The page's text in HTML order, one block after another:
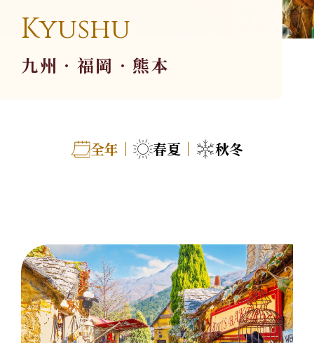
05旅遊專欄
旅遊地圖
Kyushu
九州．福岡．熊本
全年 春夏 秋冬